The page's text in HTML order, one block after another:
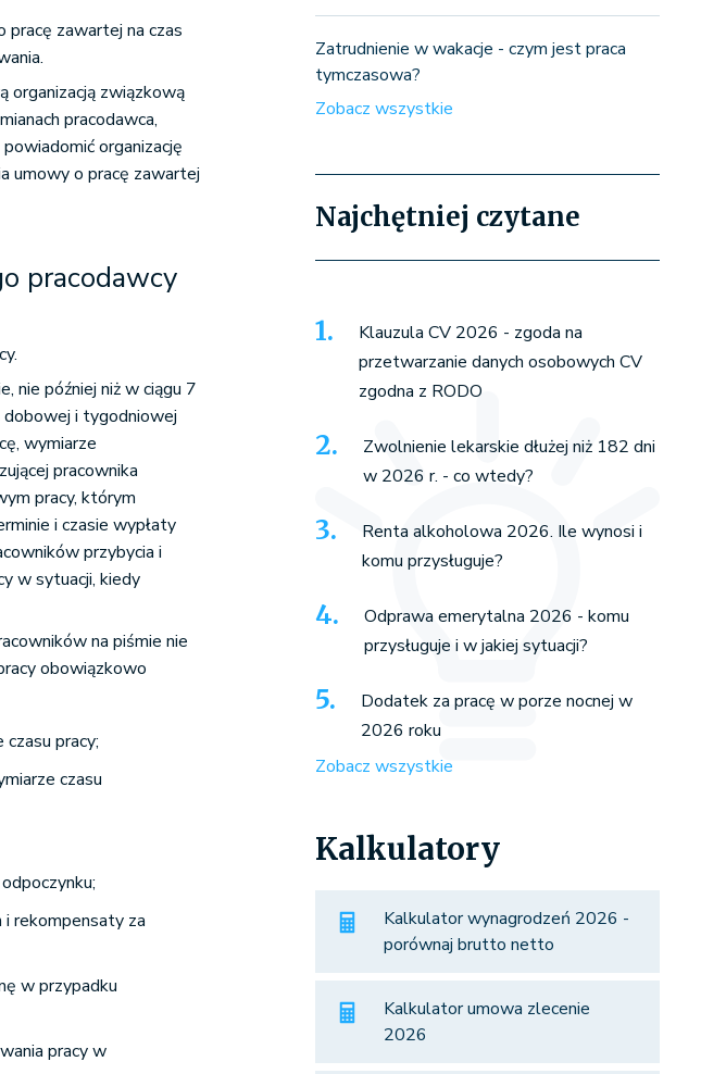
pracę zawartej na czas
organizacją związkową
pracodawca,
organizację
umowy o pracę zawartej
pracodawcy
nie później niż w ciągu 7
dobowej i tygodniowej
wymiarze
pracownika
pracy, którym
i czasie wypłaty
przybycia i
w sytuacji, kiedy
na piśmie nie
obowiązkowo
pracy;
czasu
i rekompensaty za
w przypadku
pracy w
Zatrudnienie w wakacje - czym jest praca
tymczasowa?
Zobacz wszystkie
Najchętniej czytane
Klauzula CV 2026 - zgoda na
przetwarzanie danych osobowych CV
zgodna z RODO
Zwolnienie lekarskie dłużej niż 182 dni
w 2026 r. - co wtedy?
Renta alkoholowa 2026. Ile wynosi i
komu przysługuje?
Odprawa emerytalna 2026 - komu
przysługuje i w jakiej sytuacji?
Dodatek za pracę w porze nocnej w
2026 roku
Zobacz wszystkie
Kalkulatory
Kalkulator wynagrodzeń 2026 -
porównaj brutto netto
Kalkulator umowa zlecenie
2026